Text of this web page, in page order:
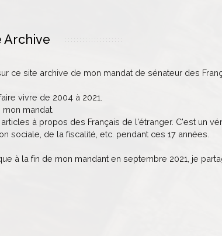
Archive
ce site archive de mon mandat de sénateur des
vivre de 2004 à 2021.
mandat.
à propos des Français de l'étranger. C'est un
sociale, de la fiscalité, etc. pendant ces 17 années.
à la fin de mon mandant en septembre 2021, je